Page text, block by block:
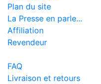
Plan du site
La Presse en parle...
Affiliation
Revendeur
FAQ
Livraison et retours